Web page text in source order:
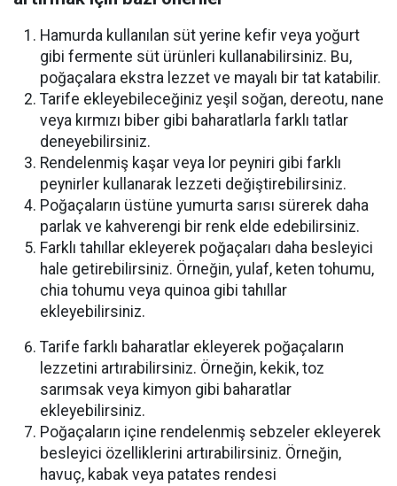
Hamurda kullanılan süt yerine kefir veya yoğurt
gibi fermente süt ürünleri kullanabilirsiniz. Bu,
poğaçalara ekstra lezzet ve mayalı bir tat katabilir.
Tarife ekleyebileceğiniz yeşil soğan, dereotu, nane
veya kırmızı biber gibi baharatlarla farklı tatlar
deneyebilirsiniz.
Rendelenmiş kaşar veya lor peyniri gibi farklı
peynirler kullanarak lezzeti değiştirebilirsiniz.
Poğaçaların üstüne yumurta sarısı sürerek daha
parlak ve kahverengi bir renk elde edebilirsiniz.
Farklı tahıllar ekleyerek poğaçaları daha besleyici
hale getirebilirsiniz. Örneğin, yulaf, keten tohumu,
chia tohumu veya quinoa gibi tahıllar
ekleyebilirsiniz.
Tarife farklı baharatlar ekleyerek poğaçaların
lezzetini artırabilirsiniz. Örneğin, kekik, toz
sarımsak veya kimyon gibi baharatlar
ekleyebilirsiniz.
Poğaçaların içine rendelenmiş sebzeler ekleyerek
besleyici özelliklerini artırabilirsiniz. Örneğin,
havuç, kabak veya patates rendesi